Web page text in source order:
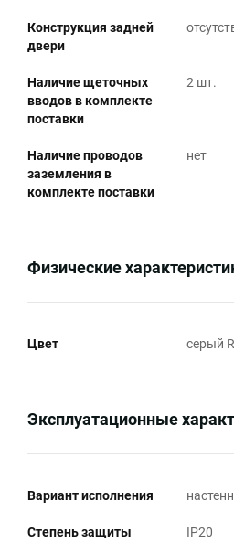
Конструкция задней
двери
Наличие щеточных
вводов в комплекте
поставки
2 шт.
Наличие проводов
заземления в
комплекте поставки
нет
Физические
Цвет серый
Эксплуатационные
Вариант исполнения
Степень защиты IP20